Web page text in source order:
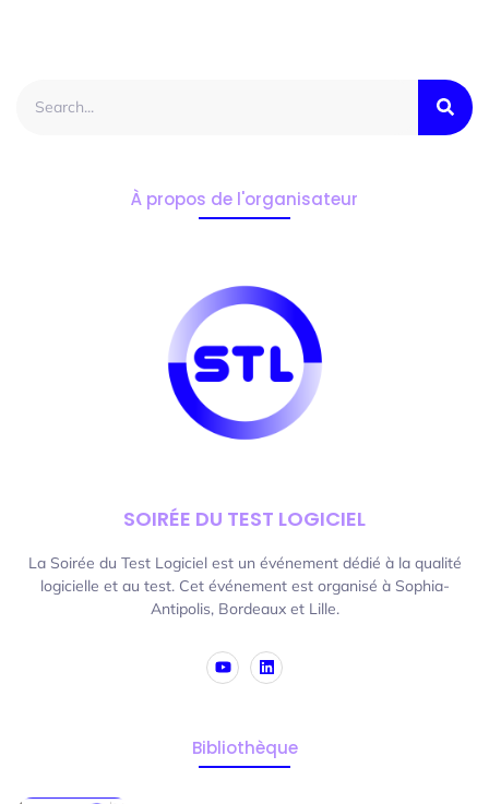
À propos de l'organisateur
SOIRÉE DU TEST LOGICIEL
La Soirée du Test Logiciel est un événement dédié à la qualité
logicielle et au test. Cet événement est organisé à Sophia-
Antipolis, Bordeaux et Lille.
Bibliothèque